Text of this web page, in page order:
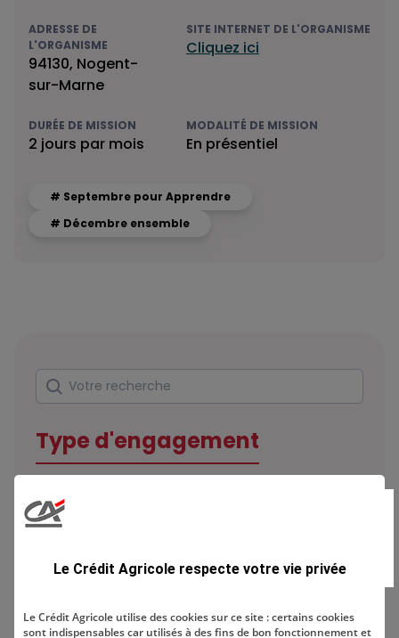
ADRESSE DE
L'ORGANISME
94130, Nogent-
sur-Marne
SITE INTERNET DE L'ORGANISME
Cliquez ici
DURÉE DE MISSION
2 jours par mois
MODALITÉ DE MISSION
En présentiel
# Septembre pour Apprendre
# Décembre ensemble
Rechercher
Votre recherche
Type d'engagement
Le Crédit Agricole respecte votre vie privée
Le Crédit Agricole utilise des cookies sur ce site : certains cookies
sont indispensables car utilisés à des fins de bon fonctionnement et